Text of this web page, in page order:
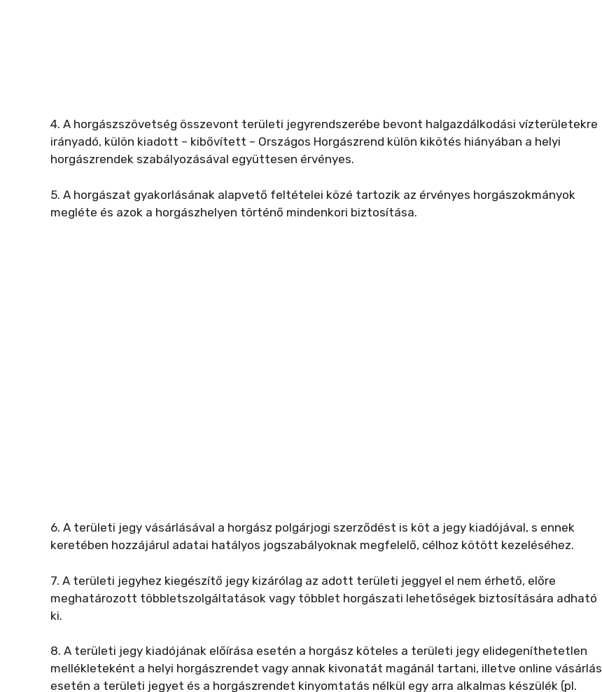
4. A horgászszövetség összevont területi jegyrendszerébe bevont halgazdálkodási vízterületekre
irányadó, külön kiadott – kibővített – Országos Horgászrend külön kikötés hiányában a helyi
horgászrendek szabályozásával együttesen érvényes.
5. A horgászat gyakorlásának alapvető feltételei közé tartozik az érvényes horgászokmányok
megléte és azok a horgászhelyen történő mindenkori biztosítása.
6. A területi jegy vásárlásával a horgász polgárjogi szerződést is köt a jegy kiadójával, s ennek
keretében hozzájárul adatai hatályos jogszabályoknak megfelelő, célhoz kötött kezeléséhez.
7. A területi jegyhez kiegészítő jegy kizárólag az adott területi jeggyel el nem érhető, előre
meghatározott többletszolgáltatások vagy többlet horgászati lehetőségek biztosítására adható
ki.
8. A területi jegy kiadójának előírása esetén a horgász köteles a területi jegy elidegeníthetetlen
mellékleteként a helyi horgászrendet vagy annak kivonatát magánál tartani, illetve online vásárlás
esetén a területi jegyet és a horgászrendet kinyomtatás nélkül egy arra alkalmas készülék (pl.